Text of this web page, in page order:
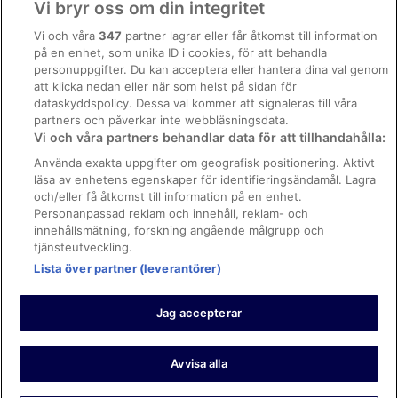
Hotell i närheten av Kallinge
B&B i Ronneby
3-Stjärniga hotell i Kallinge
Regler och villkor för Vrbo
Tillgänglighetsanpassning
Juridisk information/Kontakta oss
Riktlinjer för innehåll och anmäla innehåll
Hjälp
Kontakta oss
Avboka eller ändra din bokning
Boka ett flyg med flygbolagskredit
Återbetalningsprocess och tidslinjer
© 2026 Expedia, Inc., ett företag inom Expedia Group.
https://www.expediagroup.com/ Med ensamrätt. MrJet är ett
varumärke eller registrerat varumärke som tillhör Expedia, Inc.
Vi bryr oss om din integritet
Vi och våra347 partner lagrar eller får åtkomst till information
på en enhet, som unika ID i cookies, för att behandla
personuppgifter. Du kan acceptera eller hantera dina val genom
att klicka nedan eller när som helst på sidan för
dataskyddspolicy. Dessa val kommer att signaleras till våra
partners och påverkar inte webbläsningsdata.
Vi och våra partners behandlar data för att tillhandahålla:
Använda exakta uppgifter om geografisk positionering. Aktivt
läsa av enhetens egenskaper för identifieringsändamål. Lagra
och/eller få åtkomst till information på en enhet.
Personanpassad reklam och innehåll, reklam- och
innehållsmätning, forskning angående målgrupp och
tjänsteutveckling.
Lista över partner (leverantörer)
Jag accepterar
Avvisa alla